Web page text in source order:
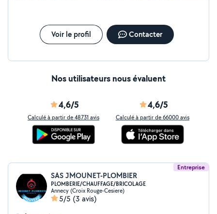
Voir le profil Contacter
Nos utilisateurs nous évaluent
4,6/5
Calculé à partir de 48731 avis
4,6/5
Calculé à partir de 66000 avis
Entreprise
SAS JMOUNET-PLOMBIER
PLOMBERIE/CHAUFFAGE/BRICOLAGE
Annecy (Croix Rouge-Cesiere)
5/5 (3 avis)